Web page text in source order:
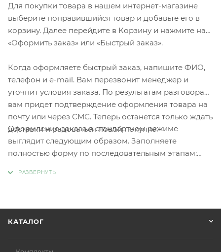
Для покупки товара в нашем интернет-магазине
выберите понравившийся товар и добавьте его в
корзину. Далее перейдите в Корзину и нажмите на
«Оформить заказ» или «Быстрый заказ».
Когда оформляете быстрый заказ, напишите ФИО,
телефон и e-mail. Вам перезвонит менеджер и
уточнит условия заказа. По результатам разговора
вам придет подтверждение оформления товара на
почту или через СМС. Теперь останется только ждать
доставки и радоваться новой покупке.
Оформление заказа в стандартном режиме
выглядит следующим образом. Заполняете
полностью форму по последовательным этапам:
КАТАЛОГ